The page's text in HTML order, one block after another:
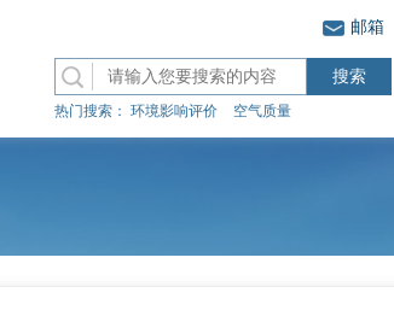
邮箱
热门搜索： 环境影响评价 空气质量